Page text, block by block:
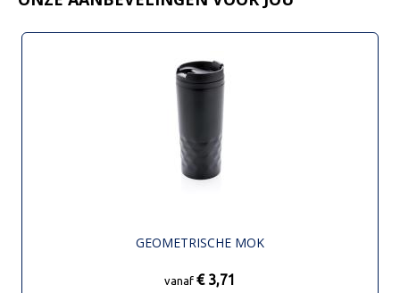
GEOMETRISCHE MOK
vanaf € 3,71